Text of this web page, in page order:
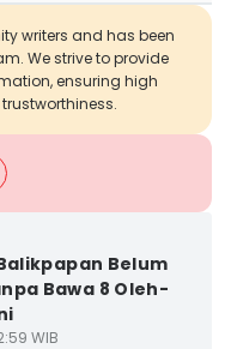
writers and has been
We strive to provide
ensuring high
Belum
Bawa 8 Oleh-
WIB